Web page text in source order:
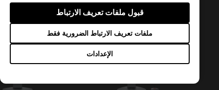
الإعدادات
ملفات تعريف الارتباط الضرورية فقط
قبول ملفات تعريف الارتباط